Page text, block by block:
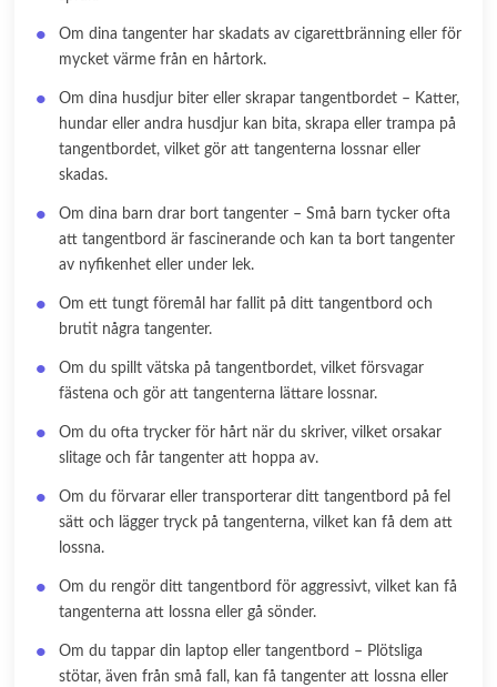
Om dina tangenter har skadats av cigarettbränning eller för
mycket värme från en hårtork.
Om dina husdjur biter eller skrapar tangentbordet – Katter,
hundar eller andra husdjur kan bita, skrapa eller trampa på
tangentbordet, vilket gör att tangenterna lossnar eller
skadas.
Om dina barn drar bort tangenter – Små barn tycker ofta
att tangentbord är fascinerande och kan ta bort tangenter
av nyfikenhet eller under lek.
Om ett tungt föremål har fallit på ditt tangentbord och
brutit några tangenter.
Om du spillt vätska på tangentbordet, vilket försvagar
fästena och gör att tangenterna lättare lossnar.
Om du ofta trycker för hårt när du skriver, vilket orsakar
slitage och får tangenter att hoppa av.
Om du förvarar eller transporterar ditt tangentbord på fel
sätt och lägger tryck på tangenterna, vilket kan få dem att
lossna.
Om du rengör ditt tangentbord för aggressivt, vilket kan få
tangenterna att lossna eller gå sönder.
Om du tappar din laptop eller tangentbord – Plötsliga
stötar, även från små fall, kan få tangenter att lossna eller